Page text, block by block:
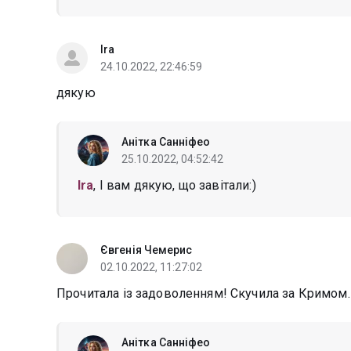
Ira
24.10.2022, 22:46:59
дякую
Анітка Санніфео
25.10.2022, 04:52:42
Ira, І вам дякую, що завітали:)
Євгенія Чемерис
02.10.2022, 11:27:02
Прочитала із задоволенням! Скучила за
Анітка Санніфео